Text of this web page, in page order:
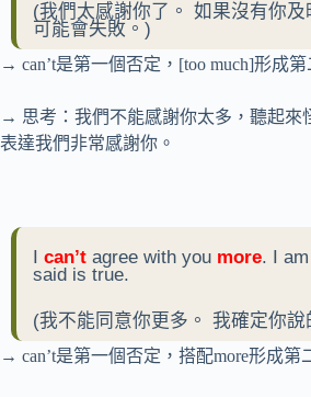
(我們太感謝你了。 如果沒有你及
可能會失敗。)
→ can’t是第一個否定，[too much]形成
→ 思考：我們不能感謝你太多，聽起來
表達我們非常感謝你。
can’t agree with you more. I
said is true.
(我不能同意你更多。 我確定你說
→ can’t是第一個否定，搭配more形成第